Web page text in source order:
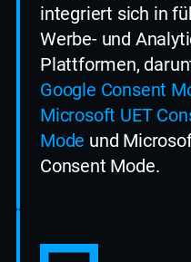
integriert sich in
Werbe- und
Plattformen,
Google Consent
Microsoft UET
Mode und
Consent Mode.